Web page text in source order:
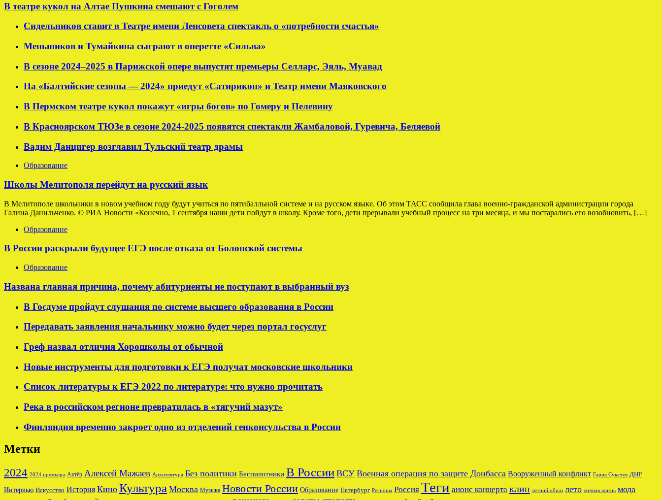
В театре кукол на Алтае Пушкина смешают с Гоголем
Сидельников ставит в Театре имени Ленсовета спектакль о «потребности счастья»
Меньшиков и Тумайкина сыграют в оперетте «Сильва»
В сезоне 2024–2025 в Парижской опере выпустят премьеры Селларс, Эяль, Муавад
На «Балтийские сезоны — 2024» приедут «Сатирикон» и Театр имени Маяковского
В Пермском театре кукол покажут «игры богов» по Гомеру и Пелевину
В Красноярском ТЮЗе в сезоне 2024-2025 появятся спектакли Жамбаловой, Гуревича, Беляевой
Вадим Данцигер возглавил Тульский театр драмы
Образование
Школы Мелитополя перейдут на русский язык
В Мелитополе школьники в новом учебном году будут учиться по пятибалльной системе и на русском языке. Об этом ТАСС сообщила глава военно-гражданской администрации города
Галина Данильченко. © РИА Новости «Конечно, 1 сентября наши дети пойдут в школу. Кроме того, дети прерывали учебный процесс на три месяца, и мы постарались его возобновить, […]
Образование
В России раскрыли будущее ЕГЭ после отказа от Болонской системы
Образование
Названа главная причина, почему абитуриенты не поступают в выбранный вуз
В Госдуме пройдут слушания по системе высшего образования в России
Передавать заявления начальнику можно будет через портал госуслуг
Греф назвал отличия Хорошколы от обычной
Новые инструменты для подготовки к ЕГЭ получат московские школьники
Список литературы к ЕГЭ 2022 по литературе: что нужно прочитать
Река в российском регионе превратилась в «тягучий мазут»
Финляндия временно закроет одно из отделений генконсульства в России
Метки
2024 2024 премьера Актёр Алексей Мажаев Архитектура Без политики Беспилотники В России ВСУ Военная операция по защите Донбасса Вооруженный конфликт Гарик Сукачев ДНР
Интервью Искусство История Кино Культура Москва Музыка Новости России Образование Петербург Регионы Россия Теги анонс концерта клип летний образ лето личная жизнь мода